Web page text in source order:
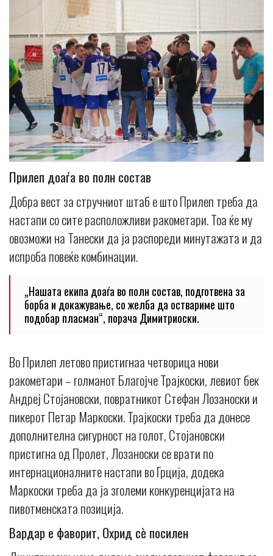
Прилеп доаѓа во полн состав
Добра вест за стручниот штаб е што Прилеп треба да
настапи со сите расположливи ракометари. Тоа ќе му
овозможи на Танески да ја распореди минутажата и да
испроба повеќе комбинации.
„Нашата екипа доаѓа во полн состав, подготвена за
борба и докажување, со желба да оствариме што
подобар пласман“, порача Димитриоски.
Во Прилеп летово пристигнаа четворица нови
ракометари – голманот Благојче Трајкоски, левиот бек
Андреј Стојановски, повратникот Стефан Лозаноски и
пикерот Петар Маркоски. Трајкоски треба да донесе
дополнителна сигурност на голот, Стојановски
пристигна од Пролет, Лозаноски се врати по
интернационалните настапи во Грција, додека
Маркоски треба да ја зголеми конкуренцијата на
пивотменската позиција.
Вардар е фаворит, Охрид сè посилен